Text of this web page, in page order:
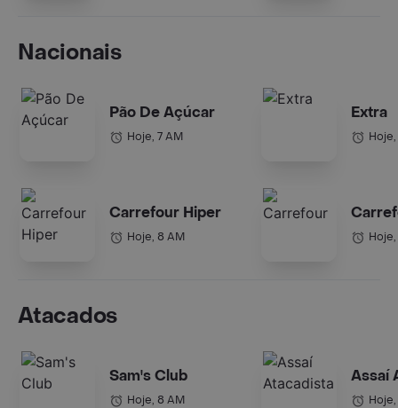
Nacionais
Pão De Açúcar
Hoje, 7 AM
Carrefour Hiper
Hoje, 8 AM
Extra
Atacados
Sam's Club
Hoje, 8 AM
Assaí